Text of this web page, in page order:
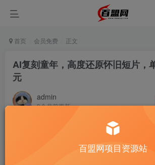
首页 会员免费 正文
AI复刻童年，高度还原怀旧短片，
元
admin
9个月前更新
AI复刻童年，高度还原怀旧短片，单条视频
百盟网项目资源站